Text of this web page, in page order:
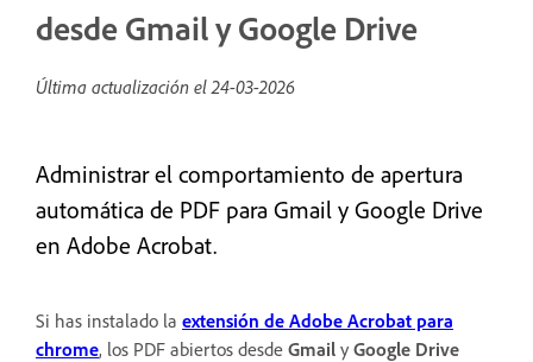
desde Gmail y Google Drive
Última actualización el24-03-2026
Administrar el comportamiento de apertura
automática de PDF para Gmail y Google Drive
en Adobe Acrobat.
Si has instalado la extensión de Adobe Acrobat para
chrome, los PDF abiertos desde Gmail y Google Drive